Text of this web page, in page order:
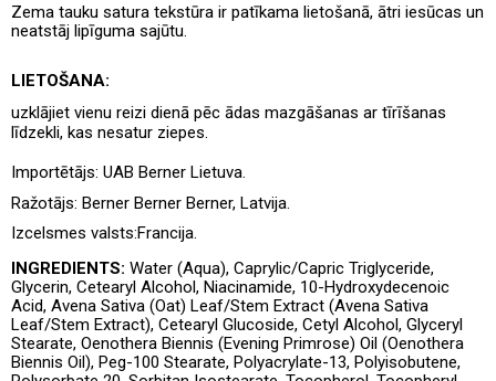
Zema tauku satura tekstūra ir patīkama lietošanā, ātri iesūcas un
neatstāj lipīguma sajūtu.
LIETOŠANA:
uzklājiet vienu reizi dienā pēc ādas mazgāšanas ar tīrīšanas
līdzekli, kas nesatur ziepes.
Importētājs: UAB Berner Lietuva.
Ražotājs: Berner Berner Berner, Latvija.
Izcelsmes valsts:Francija.
INGREDIENTS: Water (Aqua), Caprylic/Capric Triglyceride,
Glycerin, Cetearyl Alcohol, Niacinamide, 10-Hydroxydecenoic
Acid, Avena Sativa (Oat) Leaf/Stem Extract (Avena Sativa
Leaf/Stem Extract), Cetearyl Glucoside, Cetyl Alcohol, Glyceryl
Stearate, Oenothera Biennis (Evening Primrose) Oil (Oenothera
Biennis Oil), Peg-100 Stearate, Polyacrylate-13, Polyisobutene,